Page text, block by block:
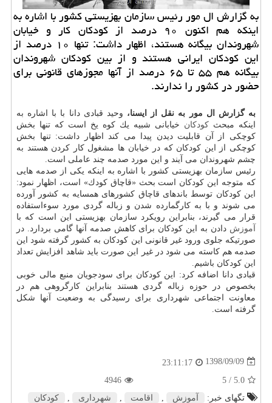
به گزارش ال مور رئیس سازمان بهزیستی كشور با اشاره به
اینكه هم اكنون ۹۰ درصد از كودكان كار و خیابان
شهروندان بیگانه هستند، اظهار داشت: تنها ۱۰ درصد از
این كودكان ایرانی هستند و از بین كودكان شهروندان
بیگانه هم ۵۵ تا ۶۵ درصد از آنها مجوزهای قانونی برای
حضور در كشور را ندارند.
به گزارش ال مور به نقل از ایسنا، وحید قبادی دانا با با اشاره به
اینكه مبحث كودكان خیابانی شبیه یك كوه یخ است كه تنها بخش
كوچكی از آن قابلیت دیدن پیدا می كند اظهار داشت: تنها بخش
كوچكی از این كودكان كه در خیابان ها مشغول كار كردن هستند به
چشم شهروندان می آیند و این مورد صدمه چند عاملی است.
رئیس سازمان بهزیستی كشور با اشاره به اینكه یكی از صدمه هایی
كه متوجه این كودكان است بحث «قاچاق كودك» است، اظهار نمود:
این كودكان توسط باندهای قاچاق كشورهای همسایه به كشور آورده
می شوند و با به كارگمارده شدن و زباله گردی مورد سوءاستفاده
قرار می گیرند، بنابراین رویكرد سازمان بهزیستی این است كه با
آموزش دادن به این كودكان برای كاهش صدمه آنها گامی بردارد. در
صورتیكه جلوی ورود غیر قانونی این كودكان به كشور گرفته شود این
صدمه هم كاسته می شود در غیر این صورت باید شاهد افزایش تعداد
این كودكان باشیم.
قبادی دانا اضافه كرد: این كودكان برای سودجویان منبع مالی خوبی
بخصوص در حوزه زباله گردی هستند بنابراین كارگروهی هم در
معاونت اجتماعی شهرداری برای رسیدگی به وضعیت آنها شكل
گرفته است.
1398/09/09
23:11:17
5.0
/ 5
4946
تگهای خبر:
آموزش اقامت شهرداری كودكان